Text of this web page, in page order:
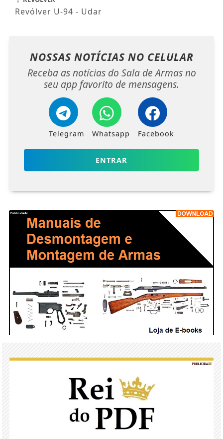
Revólver U-94 - Udar
NOSSAS NOTÍCIAS NO CELULAR
Receba as notícias do Sala de Armas no
seu app favorito de mensagens.
Telegram Whatsapp Facebook
ENTRAR